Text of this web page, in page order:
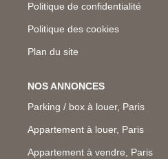
Politique de confidentialité
Politique des cookies
Plan du site
NOS ANNONCES
Parking / box à louer, Paris
Appartement à louer, Paris
Appartement à vendre, Paris